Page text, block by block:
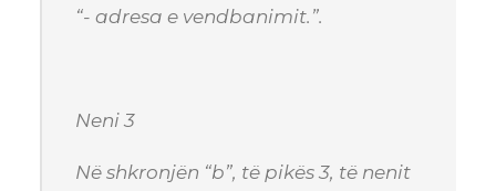
“- adresa e vendbanimit.”.
Neni 3
Në shkronjën “b”, të pikës 3, të nenit